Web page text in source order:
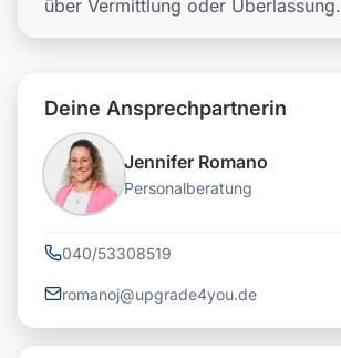
über Vermittlung oder Überlassung.
Deine Ansprechpartnerin
Jennifer Romano
Personalberatung
040/53308519
romanoj@upgrade4you.de